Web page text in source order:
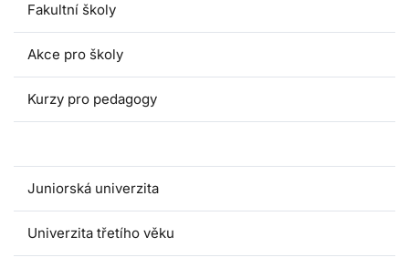
Fakultní školy
Akce pro školy
Kurzy pro pedagogy
Juniorská univerzita
Univerzita třetího věku